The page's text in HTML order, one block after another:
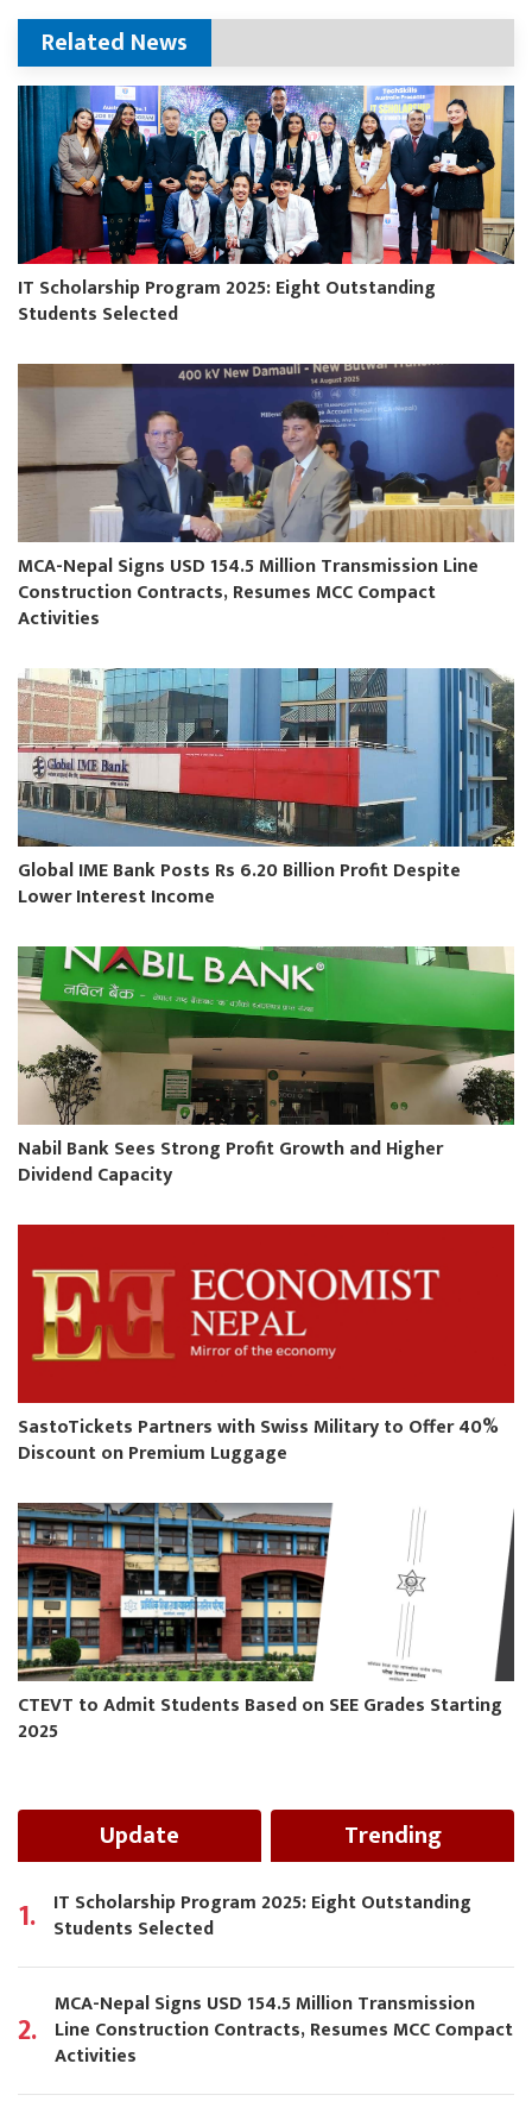
Related News
IT Scholarship Program 2025: Eight Outstanding
Students Selected
MCA-Nepal Signs USD 154.5 Million Transmission Line
Construction Contracts, Resumes MCC Compact
Activities
Global IME Bank Posts Rs 6.20 Billion Profit Despite
Lower Interest Income
Nabil Bank Sees Strong Profit Growth and Higher
Dividend Capacity
SastoTickets Partners with Swiss Military to Offer 40%
Discount on Premium Luggage
CTEVT to Admit Students Based on SEE Grades Starting
2025
Update Trending
1. IT Scholarship Program 2025: Eight Outstanding
Students Selected
2.
MCA-Nepal Signs USD 154.5 Million Transmission
Line Construction Contracts, Resumes MCC Compact
Activities